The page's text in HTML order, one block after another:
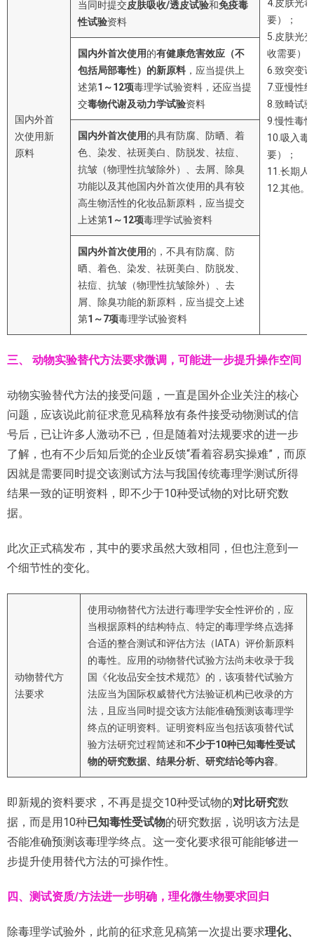
4.皮肤光
要）；
5.皮肤光
收需要）
6.致突变
7.亚慢性
8.致畸试
9.慢性毒
10.吸入毒
要）；
11.长期人
12.其他。
国内外首
次使用新
原料
当同时提交皮肤吸收/透皮试验和免疫毒
性试验资料
国内外首次使用的有健康危害效应（不
包括局部毒性）的新原料 ，应当提供上
述第1 ～12项毒理学试验资料，还应当提
交毒物代谢及动力学试验资料
国内外首次使用的具有防腐、防晒、着
色、染发、祛斑美白、防脱发、祛痘、
抗皱（物理性抗皱除外）、去屑、除臭
功能以及其他国内外首次使用的具有较
高生物活性的化妆品新原料，应当提交
上述第1 ～12项毒理学试验资料
国内外首次使用的，不具有防腐、防
晒、着色、染发、祛斑美白、防脱发、
祛痘、抗皱（物理性抗皱除外）、去
屑、除臭功能的新原料，应当提交上述
第1 ～7项毒理学试验资料
三、 动物实验替代方法要求微调，可能进一步提升操作空间
动物实验替代方法的接受问题，一直是国外企业关注的核心
问题，应该说此前征求意见稿释放有条件接受动物测试的信
号后，已让许多人激动不已，但是随着对法规要求的进一步
了解，也有不少后知后觉的企业反馈“看着容易实操难”，而原
因就是需要同时提交该测试方法与我国传统毒理学测试所得
结果一致的证明资料，即不少于10种受试物的对比研究数
据。
此次正式稿发布，其中的要求虽然大致相同，但也注意到一
个细节性的变化。
动物替代方
法要求
使用动物替代方法进行毒理学安全性评价的，应
当根据原料的结构特点、特定的毒理学终点选择
合适的整合测试和评估方法（IATA）评价新原料
的毒性。应用的动物替代试验方法尚未收录于我
国《化妆品安全技术规范》的，该项替代试验方
法应当为国际权威替代方法验证机构已收录的方
法，且应当同时提交该方法能准确预测该毒理学
终点的证明资料。证明资料应当包括该项替代试
验方法研究过程简述和不少于10种已知毒性受试
物的研究数据、结果分析、研究结论等内容。
即新规的资料要求，不再是提交10种受试物的对比研究数
据，而是用10种已知毒性受试物的研究数据，说明该方法是
否能准确预测该毒理学终点。这一变化要求很可能能够进一
步提升使用替代方法的可操作性。
四、 测试资质/方法进一步明确，理化微生物要求回归
除毒理学试验外，此前的征求意见稿第一次提出要求理化、